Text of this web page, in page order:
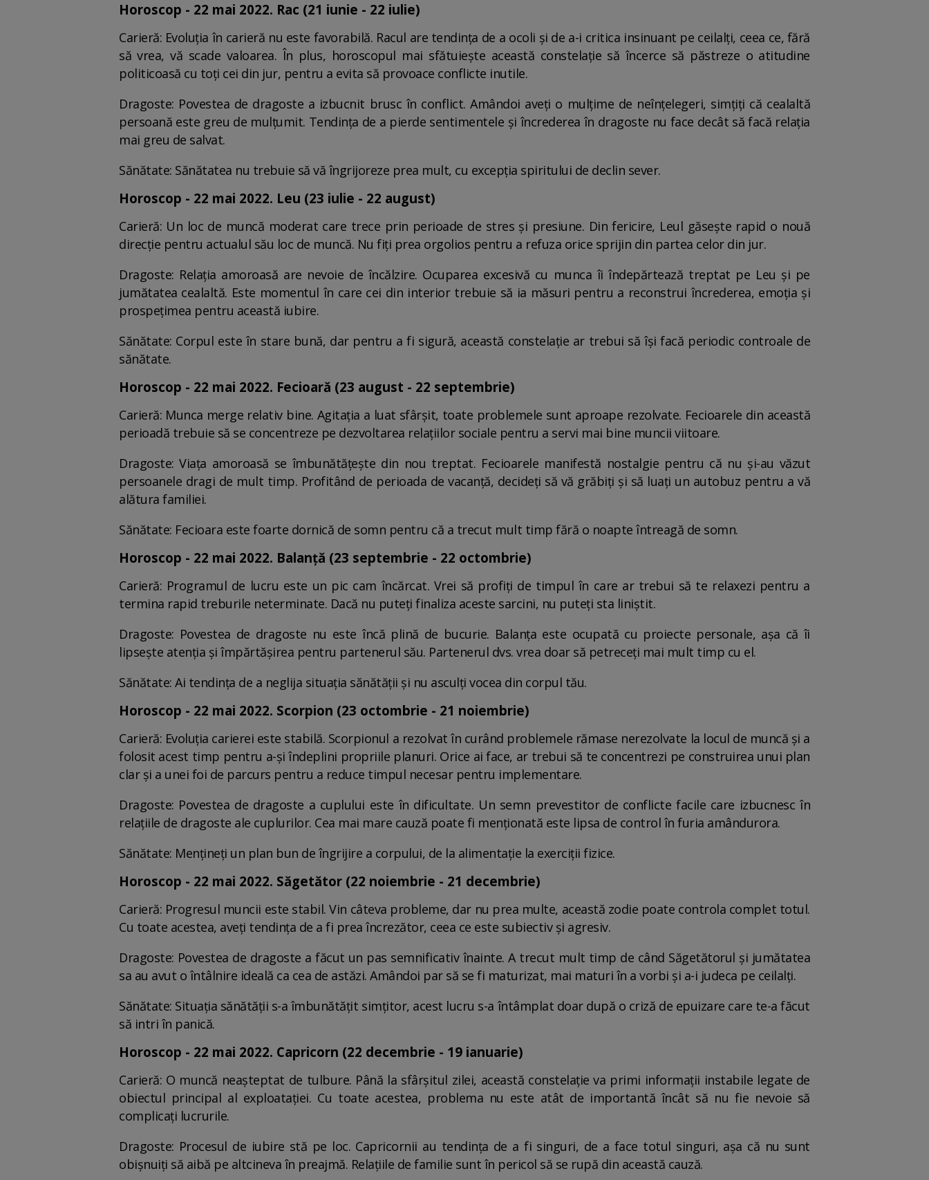
Horoscop - 22 mai 2022. Rac (21 iunie - 22 iulie)
Carieră: Evoluția în carieră nu este favorabilă. Racul are tendința de a ocoli și de a-i critica insinuant pe ceilalți, ceea ce, fără
să vrea, vă scade valoarea. În plus, horoscopul mai sfătuiește această constelație să încerce să păstreze o atitudine
politicoasă cu toți cei din jur, pentru a evita să provoace conflicte inutile.
Dragoste: Povestea de dragoste a izbucnit brusc în conflict. Amândoi aveți o mulțime de neînțelegeri, simțiți că cealaltă
persoană este greu de mulțumit. Tendința de a pierde sentimentele și încrederea în dragoste nu face decât să facă relația
mai greu de salvat.
Sănătate: Sănătatea nu trebuie să vă îngrijoreze prea mult, cu excepția spiritului de declin sever.
Horoscop - 22 mai 2022. Leu (23 iulie - 22 august)
Carieră: Un loc de muncă moderat care trece prin perioade de stres și presiune. Din fericire, Leul găsește rapid o nouă
direcție pentru actualul său loc de muncă. Nu fiți prea orgolios pentru a refuza orice sprijin din partea celor din jur.
Dragoste: Relația amoroasă are nevoie de încălzire. Ocuparea excesivă cu munca îi îndepărtează treptat pe Leu și pe
jumătatea cealaltă. Este momentul în care cei din interior trebuie să ia măsuri pentru a reconstrui încrederea, emoția și
prospețimea pentru această iubire.
Sănătate: Corpul este în stare bună, dar pentru a fi sigură, această constelație ar trebui să își facă periodic controale de
sănătate.
Horoscop - 22 mai 2022. Fecioară (23 august - 22 septembrie)
Carieră: Munca merge relativ bine. Agitația a luat sfârșit, toate problemele sunt aproape rezolvate. Fecioarele din această
perioadă trebuie să se concentreze pe dezvoltarea relațiilor sociale pentru a servi mai bine muncii viitoare.
Dragoste: Viața amoroasă se îmbunătățește din nou treptat. Fecioarele manifestă nostalgie pentru că nu și-au văzut
persoanele dragi de mult timp. Profitând de perioada de vacanță, decideți să vă grăbiți și să luați un autobuz pentru a vă
alătura familiei.
Sănătate: Fecioara este foarte dornică de somn pentru că a trecut mult timp fără o noapte întreagă de somn.
Horoscop - 22 mai 2022. Balanță (23 septembrie - 22 octombrie)
Carieră: Programul de lucru este un pic cam încărcat. Vrei să profiți de timpul în care ar trebui să te relaxezi pentru a
termina rapid treburile neterminate. Dacă nu puteți finaliza aceste sarcini, nu puteți sta liniștit.
Dragoste: Povestea de dragoste nu este încă plină de bucurie. Balanța este ocupată cu proiecte personale, așa că îi
lipsește atenția și împărtășirea pentru partenerul său. Partenerul dvs. vrea doar să petreceți mai mult timp cu el.
Sănătate: Ai tendința de a neglija situația sănătății și nu asculți vocea din corpul tău.
Horoscop - 22 mai 2022. Scorpion (23 octombrie - 21 noiembrie)
Carieră: Evoluția carierei este stabilă. Scorpionul a rezolvat în curând problemele rămase nerezolvate la locul de muncă și a
folosit acest timp pentru a-și îndeplini propriile planuri. Orice ai face, ar trebui să te concentrezi pe construirea unui plan
clar și a unei foi de parcurs pentru a reduce timpul necesar pentru implementare.
Dragoste: Povestea de dragoste a cuplului este în dificultate. Un semn prevestitor de conflicte facile care izbucnesc în
relațiile de dragoste ale cuplurilor. Cea mai mare cauză poate fi menționată este lipsa de control în furia amândurora.
Sănătate: Mențineți un plan bun de îngrijire a corpului, de la alimentație la exerciții fizice.
Horoscop - 22 mai 2022. Săgetător (22 noiembrie - 21 decembrie)
Carieră: Progresul muncii este stabil. Vin câteva probleme, dar nu prea multe, această zodie poate controla complet totul.
Cu toate acestea, aveți tendința de a fi prea încrezător, ceea ce este subiectiv și agresiv.
Dragoste: Povestea de dragoste a făcut un pas semnificativ înainte. A trecut mult timp de când Săgetătorul și jumătatea
sa au avut o întâlnire ideală ca cea de astăzi. Amândoi par să se fi maturizat, mai maturi în a vorbi și a-i judeca pe ceilalți.
Sănătate: Situația sănătății s-a îmbunătățit simțitor, acest lucru s-a întâmplat doar după o criză de epuizare care te-a făcut
să intri în panică.
Horoscop - 22 mai 2022. Capricorn (22 decembrie - 19 ianuarie)
Carieră: O muncă neașteptat de tulbure. Până la sfârșitul zilei, această constelație va primi informații instabile legate de
obiectul principal al exploatației. Cu toate acestea, problema nu este atât de importantă încât să nu fie nevoie să
complicați lucrurile.
Dragoste: Procesul de iubire stă pe loc. Capricornii au tendința de a fi singuri, de a face totul singuri, așa că nu sunt
obișnuiți să aibă pe altcineva în preajmă. Relațiile de familie sunt în pericol să se rupă din această cauză.